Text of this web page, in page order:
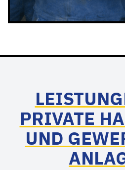
PRIVATE
UND